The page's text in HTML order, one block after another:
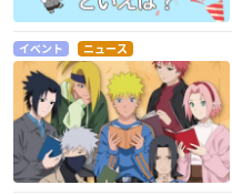
イベント ニュース